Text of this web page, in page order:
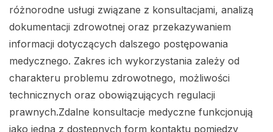
różnorodne usługi związane z konsultacjami, analizą
dokumentacji zdrowotnej oraz przekazywaniem
informacji dotyczących dalszego postępowania
medycznego. Zakres ich wykorzystania zależy od
charakteru problemu zdrowotnego, możliwości
technicznych oraz obowiązujących regulacji
prawnych.Zdalne konsultacje medyczne funkcjonują
jako jedna z dostępnych form kontaktu pomiędzy